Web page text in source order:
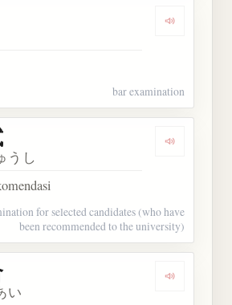
Dengarkan
bar examination
Dengarkan
うし
for selected candidates (who have
been recommended to the university)
Dengarkan
い